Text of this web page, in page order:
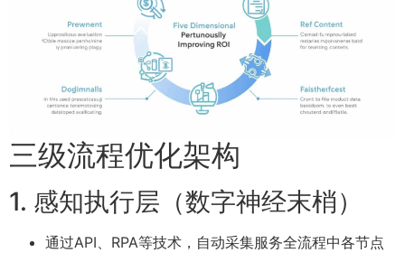
三级流程优化架构
1. 感知执行层（数字神经末梢）
通过API、RPA等技术，自动采集服务全流程中各节点